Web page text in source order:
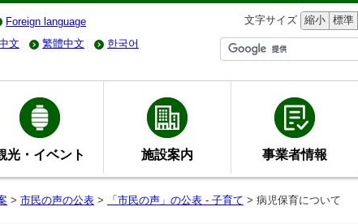
Foreign language 文字サイズ 縮小 標準
文 繁體中文 한국어
光・イベント 施設案内 事業者情報
> 市民の声の公表 > 「市民の声」の公表 - 子育て > 病児保育について